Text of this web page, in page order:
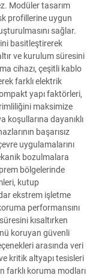
Modüler tasarım
profillerine uygun
sağlar.
basitleştirerek
ve kurulum süresini
cihazı, çeşitli kablo
farklı elektrik
yapı faktörleri,
maksimize
koşullarına dayanıklı
başarısız
uygulamalarını
bozulmalara
bölgelerinde
kutup
ekstrem işletme
performansını
kısaltırken
koruyan güvenli
arasında veri
kritik altyapı tesisleri
farklı koruma modları